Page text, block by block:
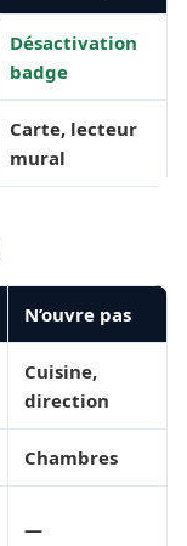
Désactivation
badge
Carte, lecteur
mural
N’ouvre pas
Cuisine,
direction
Chambres
—